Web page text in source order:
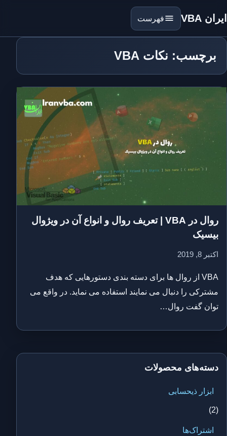
ایران VBA فهرست
برچسب: نکات VBA
روال در VBA | تعریف روال و انواع آن در ویژوال
بیسیک
اکتبر 8, 2019
VBA از روال ها برای دسته بندی دستورهایی که هدف
مشترکی را دنبال می نمایند استفاده می نماید. در واقع می
توان گفت روال…
دسته‌های محصولات
ابزار ذیحسابی
(2)
اشتراک‌ها